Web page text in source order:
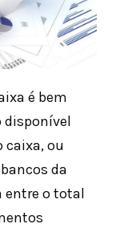
é bem
disponível
caixa, ou
da
entre o total